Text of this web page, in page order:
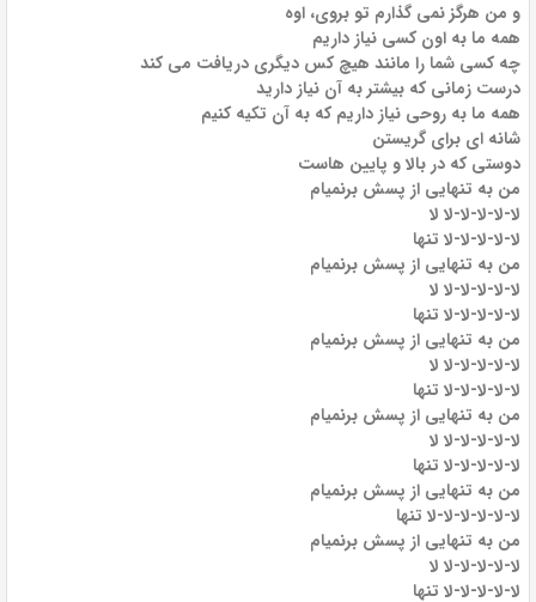
و من هرگز نمی گذارم تو بروی، اوه
همه ما به اون کسی نیاز داریم
چه کسی شما را مانند هیچ کس دیگری دریافت می کند
درست زمانی که بیشتر به آن نیاز دارید
همه ما به روحی نیاز داریم که به آن تکیه کنیم
شانه ای برای گریستن
دوستی که در بالا و پایین هاست
من به تنهایی از پسش برنمیام
لا-لا-لا-لا-لا لا
لا-لا-لا-لا-لا تنها
من به تنهایی از پسش برنمیام
لا-لا-لا-لا-لا لا
لا-لا-لا-لا-لا تنها
من به تنهایی از پسش برنمیام
لا-لا-لا-لا-لا لا
لا-لا-لا-لا-لا تنها
من به تنهایی از پسش برنمیام
لا-لا-لا-لا-لا لا
لا-لا-لا-لا-لا تنها
من به تنهایی از پسش برنمیام
لا-لا-لا-لا-لا-لا تنها
من به تنهایی از پسش برنمیام
لا-لا-لا-لا-لا لا
لا-لا-لا-لا-لا تنها